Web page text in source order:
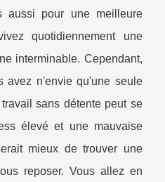
aussi pour une meilleure
quotidiennement une
interminable. Cependant,
avez n'envie qu'une seule
sans détente peut se
élevé et une mauvaise
mieux de trouver une
reposer. Vous allez en